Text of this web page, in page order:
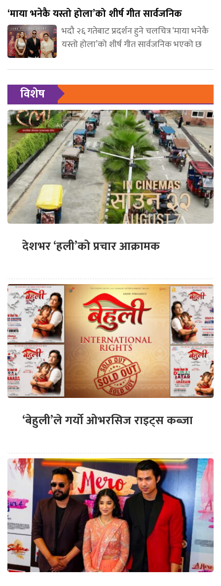
‘माया भनेकै यस्तो होला’को शीर्ष गीत सार्वजनिक
भदौ २६ गतेबाट प्रदर्शन हुने चलचित्र ‘माया भनेकै
यस्तो होला’को शीर्ष गीत सार्वजनिक भएको छ
विशेष
देशभर ‘हली’को प्रचार आक्रामक
‘बेहुली’ले गर्यो ओभरसिज राइट्स कब्जा